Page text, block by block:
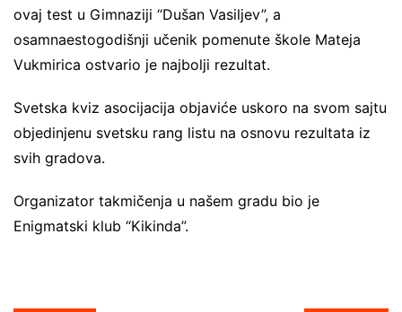
ovaj test u Gimnaziji “Dušan Vasiljev”, a
osamnaestogodišnji učenik pomenute škole Mateja
Vukmirica ostvario je najbolji rezultat.
Svetska kviz asocijacija objaviće uskoro na svom sajtu
objedinjenu svetsku rang listu na osnovu rezultata iz
svih gradova.
Organizator takmičenja u našem gradu bio je
Enigmatski klub “Kikinda”.